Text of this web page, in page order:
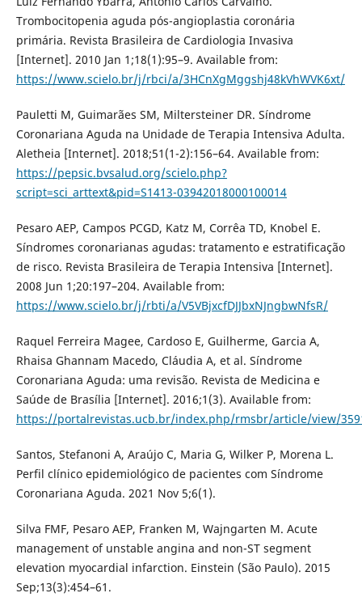
Trombocitopenia aguda pós-angioplastia coronária
primária. Revista Brasileira de Cardiologia Invasiva
[Internet]. 2010 Jan 1;18(1):95–9. Available from:
https://www.scielo.br/j/rbci/a/3HCnXgMggshj48kVhWVK6xt/
‌Pauletti M, Guimarães SM, Miltersteiner DR. Síndrome
Coronariana Aguda na Unidade de Terapia Intensiva Adulta.
Aletheia [Internet]. 2018;51(1-2):156–64. Available from:
https://pepsic.bvsalud.org/scielo.php?
script=sci_arttext&pid=S1413-03942018000100014
Pesaro AEP, Campos PCGD, Katz M, Corrêa TD, Knobel E.
Síndromes coronarianas agudas: tratamento e estratificação
de risco. Revista Brasileira de Terapia Intensiva [Internet].
2008 Jun 1;20:197–204. Available from:
https://www.scielo.br/j/rbti/a/V5VBjxcfDJJbxNJngbwNfsR/
‌Raquel Ferreira Magee, Cardoso E, Guilherme, Garcia A,
Rhaisa Ghannam Macedo, Cláudia A, et al. Síndrome
Coronariana Aguda: uma revisão. Revista de Medicina e
Saúde de Brasília [Internet]. 2016;1(3). Available from:
https://portalrevistas.ucb.br/index.php/rmsbr/article/view/
‌Santos, Stefanoni A, Araújo C, Maria G, Wilker P, Morena L.
Perfil clínico epidemiológico de pacientes com Síndrome
Coronariana Aguda. 2021 Nov 5;6(1).
‌Silva FMF, Pesaro AEP, Franken M, Wajngarten M. Acute
management of unstable angina and non-ST segment
elevation myocardial infarction. Einstein (São Paulo). 2015
Sep;13(3):454–61.